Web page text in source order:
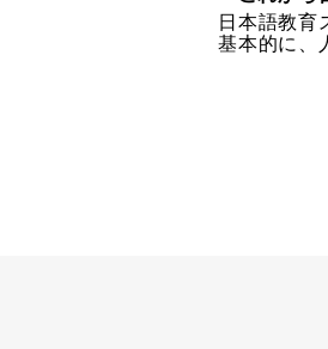
日本語教育
基本的に、